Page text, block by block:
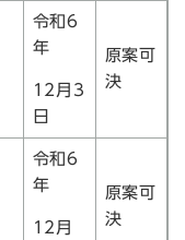
令和6
年
12月3
日
原案可
決
令和6
年
12月
原案可
決